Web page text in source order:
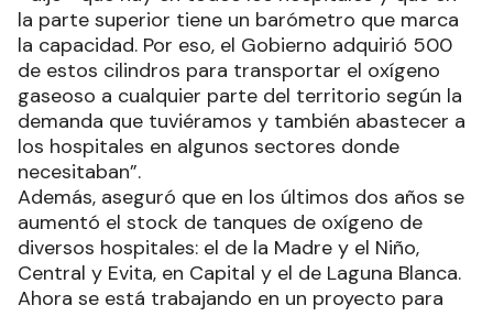
la parte superior tiene un barómetro que marca
la capacidad. Por eso, el Gobierno adquirió 500
de estos cilindros para transportar el oxígeno
gaseoso a cualquier parte del territorio según la
demanda que tuviéramos y también abastecer a
los hospitales en algunos sectores donde
necesitaban”.
Además, aseguró que en los últimos dos años se
aumentó el stock de tanques de oxígeno de
diversos hospitales: el de la Madre y el Niño,
Central y Evita, en Capital y el de Laguna Blanca.
Ahora se está trabajando en un proyecto para